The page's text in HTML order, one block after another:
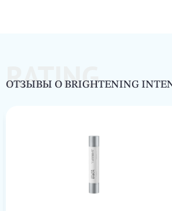
RATING
ОТЗЫВЫ О BRIGHTENING